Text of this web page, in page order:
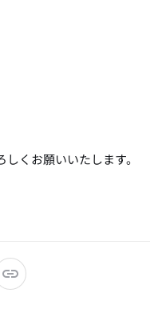
くお願いいたします。